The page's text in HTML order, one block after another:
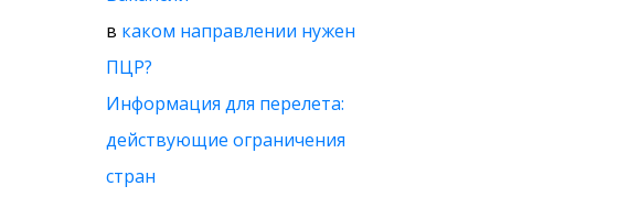
в каком направлении нужен
ПЦР?
Информация для перелета:
действующие ограничения
стран